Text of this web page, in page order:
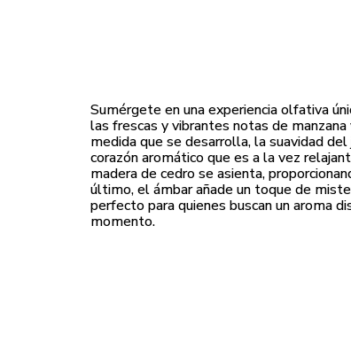
Sumérgete en una experiencia olfativa
las frescas y vibrantes notas de
medida que se desarrolla, la suavidad
corazón aromático que es a la vez
madera de cedro se asienta,
último, el ámbar añade un toque de
perfecto para quienes buscan un aroma
momento.